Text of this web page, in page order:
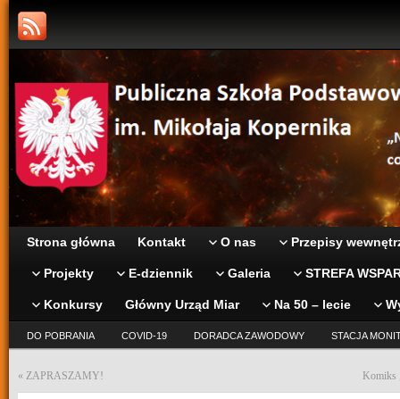
Strona główna Kontakt O nas Przepisy
Projekty E-dziennik Galeria STREFA
Konkursy Główny Urząd Miar Na 50 – lecie
DO POBRANIA COVID-19 DORADCA ZAWODOWY STACJA
« ZAPRASZAMY! Komiks